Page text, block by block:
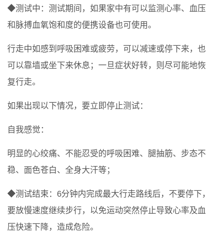
◆测试中：测试期间，如果家中有可以监测心率、血压
和脉搏血氧饱和度的便携设备也可使用。
行走中如感到呼吸困难或疲劳，可以减速或停下来，也
可以靠墙或坐下来休息；一旦症状好转，则尽可能地恢
复行走。
如果出现以下情况，要立即停止测试：
自我感觉：
明显的心绞痛、不能忍受的呼吸困难、腿抽筋、步态不
稳、面色苍白、全身大汗等；
◆测试结束：6分钟内完成最大行走路线后，不要停下，
要放慢速度继续步行，以免运动突然停止导致心率及血
压快速下降，造成危险。